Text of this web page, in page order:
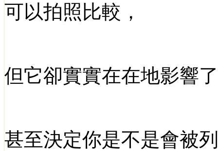
可以拍照比較，
但它卻實實在在地影響
甚至決定你是不是會被